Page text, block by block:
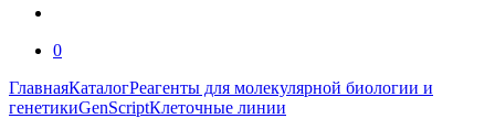
0
ГлавнаяКаталогРеагенты для молекулярной биологии и
генетикиGenScriptКлеточные линии